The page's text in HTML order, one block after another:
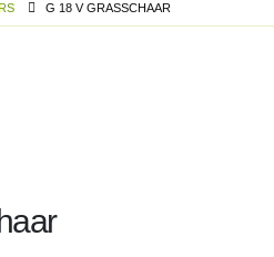
G 18 V GRASSCHAAR